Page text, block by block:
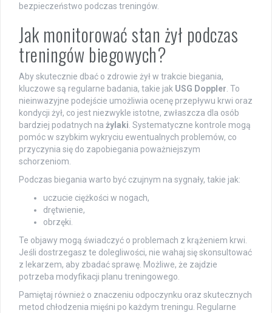
bezpieczeństwo podczas treningów.
Jak monitorować stan żył podczas
treningów biegowych?
Aby skutecznie dbać o zdrowie żył w trakcie biegania,
kluczowe są regularne badania, takie jak USG Doppler . To
nieinwazyjne podejście umożliwia ocenę przepływu krwi oraz
kondycji żył, co jest niezwykle istotne, zwłaszcza dla osób
bardziej podatnych na żylaki . Systematyczne kontrole mogą
pomóc w szybkim wykryciu ewentualnych problemów, co
przyczynia się do zapobiegania poważniejszym
schorzeniom.
Podczas biegania warto być czujnym na sygnały, takie jak:
uczucie ciężkości w nogach,
drętwienie,
obrzęki.
Te objawy mogą świadczyć o problemach z krążeniem krwi.
Jeśli dostrzegasz te dolegliwości, nie wahaj się skonsultować
z lekarzem, aby zbadać sprawę. Możliwe, że zajdzie
potrzeba modyfikacji planu treningowego.
Pamiętaj również o znaczeniu odpoczynku oraz skutecznych
metod chłodzenia mięśni po każdym treningu. Regularne